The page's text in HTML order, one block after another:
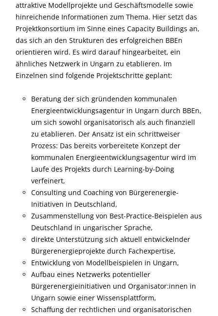
attraktive Modellprojekte und Geschäftsmodelle sowie
hinreichende Informationen zum Thema. Hier setzt das
Projektkonsortium im Sinne eines Capacity Buildings an,
das sich an den Strukturen des erfolgreichen BBEn
orientieren wird. Es wird darauf hingearbeitet, ein
ähnliches Netzwerk in Ungarn zu etablieren. Im
Einzelnen sind folgende Projektschritte geplant:
Beratung der sich gründenden kommunalen
Energieentwicklungsagentur in Ungarn durch BBEn,
um sich sowohl organisatorisch als auch finanziell
zu etablieren. Der Ansatz ist ein schrittweiser
Prozess: Das bereits vorbereitete Konzept der
kommunalen Energieentwicklungsagentur wird im
Laufe des Projekts durch Learning-by-Doing
verfeinert,
Consulting und Coaching von Bürgerenergie-
Initiativen in Deutschland,
Zusammenstellung von Best-Practice-Beispielen aus
Deutschland in ungarischer Sprache,
direkte Unterstützung sich aktuell entwickelnder
Bürgerenergieprojekte durch Fachexpertise,
Entwicklung von Modellbeispielen in Ungarn,
Aufbau eines Netzwerks potentieller
Bürgerenergieinitiativen und Organisator:innen in
Ungarn sowie einer Wissensplattform,
Schaffung der rechtlichen und organisatorischen